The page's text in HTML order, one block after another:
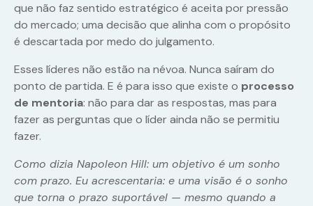
que não faz sentido estratégico é aceita por pressão
do mercado; uma decisão que alinha com o propósito
é descartada por medo do julgamento.
Esses líderes não estão na névoa. Nunca saíram do
ponto de partida. E é para isso que existe o processo
de mentoria: não para dar as respostas, mas para
fazer as perguntas que o líder ainda não se permitiu
fazer.
Como dizia Napoleon Hill: um objetivo é um sonho
com prazo. Eu acrescentaria: e uma visão é o sonho
que torna o prazo suportável — mesmo quando a